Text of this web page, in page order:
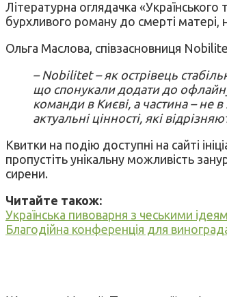
Літературна оглядачка
бурхливого роману до смерті матері,
Ольга Маслова, співзасновниця
– Nobilitet – як острівець
що спонукали додати до
команди в Києві, а частина – не
актуальні цінності, які
Квитки на подію доступні на сайті
пропустіть унікальну можливість
сирени.
Читайте також:
Українська пивоварня з чеськими
Благодійна конференція для